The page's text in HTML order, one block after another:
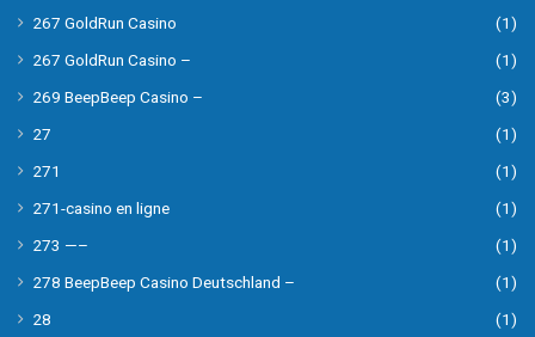
267 GoldRun Casino
(1)
267 GoldRun Casino –
(1)
269 BeepBeep Casino –
(3)
27
(1)
271
(1)
271-casino en ligne
(1)
273 —–
(1)
278 BeepBeep Casino Deutschland –
(1)
28
(1)